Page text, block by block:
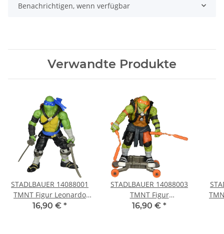
Benachrichtigen, wenn verfügbar
Verwandte Produkte
STADLBAUER 14088001
TMNT Figur Leonardo
Out of the Shadows
16,90 € *
STADLBAUER 14088003
TMNT Figur
Michelangelo Out of the
16,90 € *